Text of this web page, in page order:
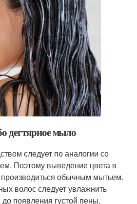
дегтярное мыло
следует по аналогии со
Поэтому выведение цвета в
обычным мытьем.
волос следует увлажнить
появления густой пены,